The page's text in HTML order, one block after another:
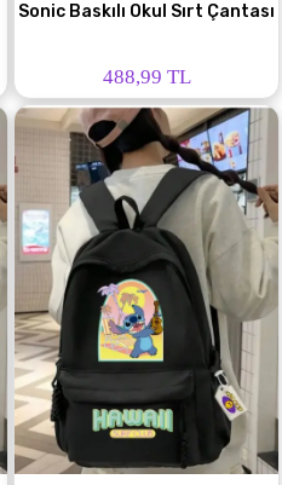
Sonic Baskılı Okul Sırt Çantası
488,99 TL